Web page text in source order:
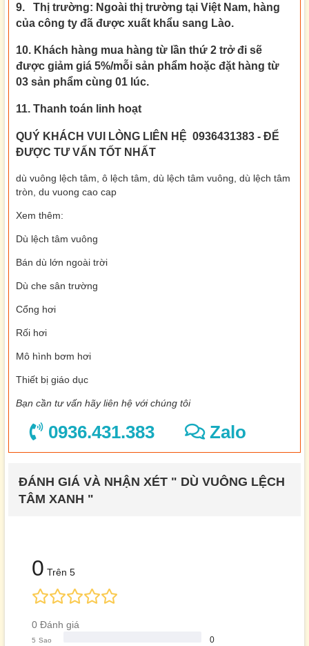
9. Thị trường: Ngoài thị trường tại Việt Nam, hàng
của công ty đã được xuất khẩu sang Lào.
10. Khách hàng mua hàng từ lần thứ 2 trở đi sẽ
được giảm giá 5%/mỗi sản phẩm hoặc đặt hàng từ
03 sản phẩm cùng 01 lúc.
11. Thanh toán linh hoạt
QUÝ KHÁCH VUI LÒNG LIÊN HỆ 0936431383 - ĐỂ
ĐƯỢC TƯ VẤN TỐT NHẤT
dù vuông lệch tâm, ô lệch tâm, dù lệch tâm vuông, dù lệch tâm
tròn, du vuong cao cap
Xem thêm:
Dù lệch tâm vuông
Bán dù lớn ngoài trời
Dù che sân trường
Cổng hơi
Rối hơi
Mô hình bơm hơi
Thiết bị giáo dục
Bạn cần tư vấn hãy liên hệ với chúng tôi
0936.431.383 Zalo
ĐÁNH GIÁ VÀ NHẬN XÉT " DÙ VUÔNG LỆCH
TÂM XANH "
0 Trên 5
0 Đánh giá
5 Sao 0